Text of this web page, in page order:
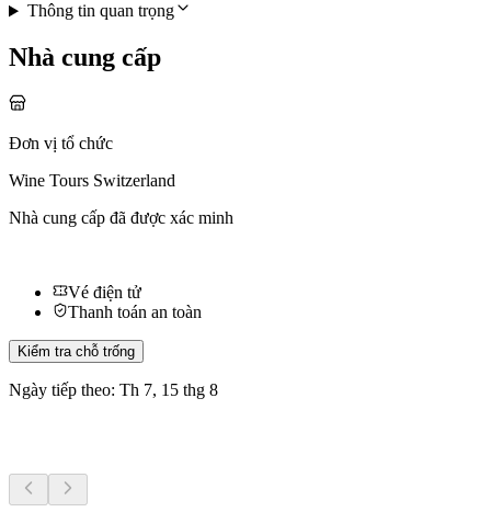
Thông tin quan trọng
Nhà cung cấp
Đơn vị tổ chức
Wine Tours Switzerland
Nhà cung cấp đã được xác minh
Vé điện tử
Thanh toán an toàn
Kiểm tra chỗ trống
Ngày tiếp theo: Th 7, 15 thg 8